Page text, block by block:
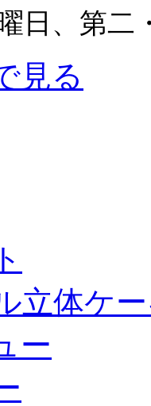
日、第二
見る
立体ケ
ー